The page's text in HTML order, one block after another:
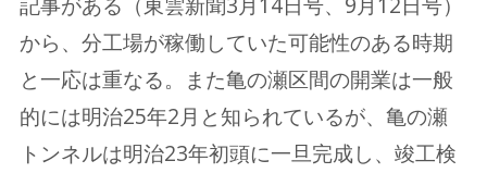
から、分工場が稼働していた可能性のある時期
と一応は重なる。また亀の瀬区間の開業は一般
的には明治25年2月と知られているが、亀の瀬
トンネルは明治23年初頭に一旦完成し、竣工検